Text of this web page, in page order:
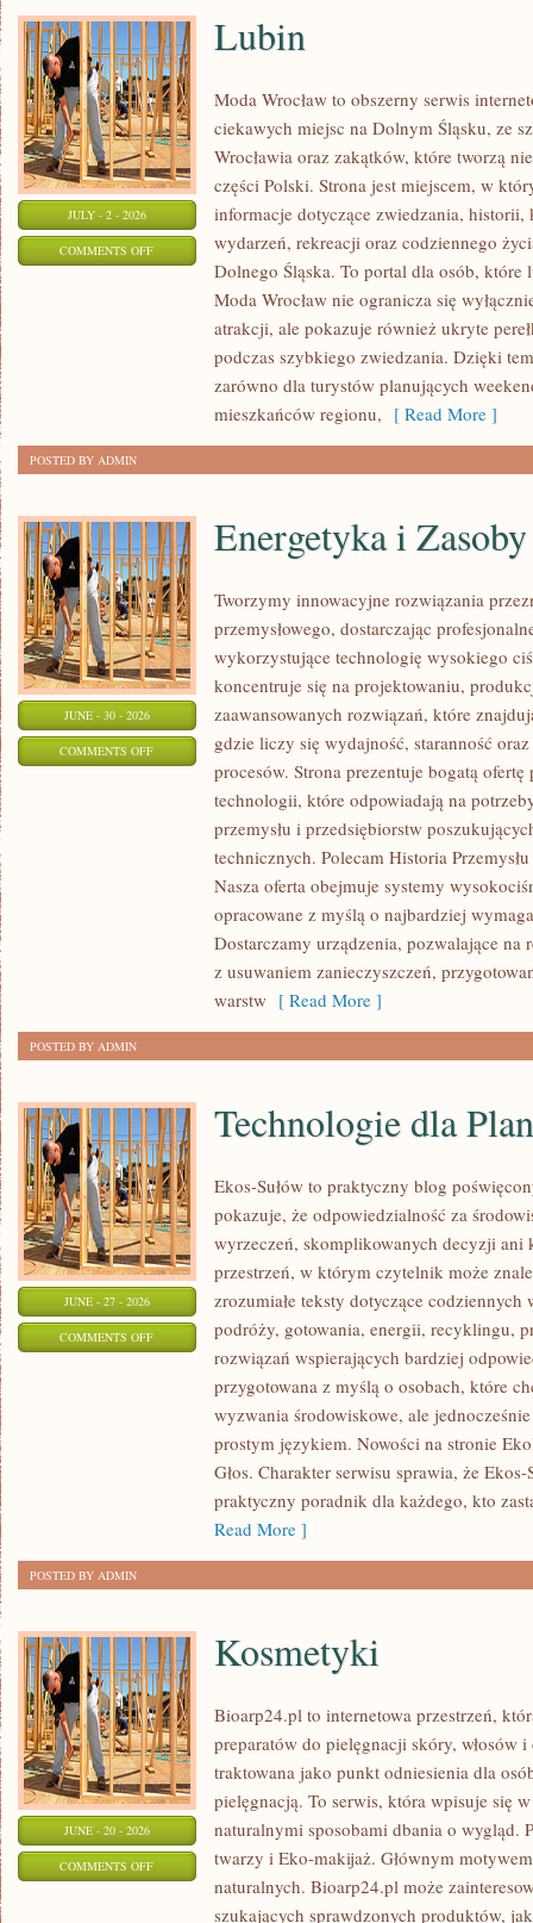
JULY - 2 - 2026
COMMENTS OFFON
Lubin
Moda Wrocław to obszerny serwis
ciekawych miejsc na Dolnym Śląsku, ze
Wrocławia oraz zakątków, które tworzą
części Polski. Strona jest miejscem, w
informacje dotyczące zwiedzania,
wydarzeń, rekreacji oraz codziennego
Dolnego Śląska. To portal dla osób,
Moda Wrocław nie ogranicza się
atrakcji, ale pokazuje również ukryte
podczas szybkiego zwiedzania. Dzięki
zarówno dla turystów planujących
mieszkańców regionu, [ Read More ]
POSTED BY ADMIN
JUNE - 30 - 2026
COMMENTS OFFON
ENERGETYKA
Energetyka i Zasoby
Tworzymy innowacyjne rozwiązania
przemysłowego, dostarczając
wykorzystujące technologię wysokiego
koncentruje się na projektowaniu,
zaawansowanych rozwiązań, które
gdzie liczy się wydajność, staranność
procesów. Strona prezentuje bogatą ofertę
technologii, które odpowiadają na
przemysłu i przedsiębiorstw
technicznych. Polecam Historia
Nasza oferta obejmuje systemy
opracowane z myślą o najbardziej
Dostarczamy urządzenia, pozwalające na
z usuwaniem zanieczyszczeń,
warstw [ Read More ]
POSTED BY ADMIN
JUNE - 27 - 2026
COMMENTS OFFON
TECHNOLOGIE
Technologie dla
Ekos-Sułów to praktyczny blog
pokazuje, że odpowiedzialność za
wyrzeczeń, skomplikowanych decyzji ani
przestrzeń, w którym czytelnik może
zrozumiałe teksty dotyczące
podróży, gotowania, energii, recyklingu,
rozwiązań wspierających bardziej
przygotowana z myślą o osobach, które
wyzwania środowiskowe, ale
prostym językiem. Nowości na stronie
Głos. Charakter serwisu sprawia, że
praktyczny poradnik dla każdego, kto
Read More ]
POSTED BY ADMIN
JUNE - 20 - 2026
COMMENTS OFFON
KOSMETYKI
Kosmetyki
Bioarp24.pl to internetowa przestrzeń,
preparatów do pielęgnacji skóry, włosów i
traktowana jako punkt odniesienia dla
pielęgnacją. To serwis, która wpisuje się
naturalnymi sposobami dbania o wygląd.
twarzy i Eko-makijaż. Głównym
naturalnych. Bioarp24.pl może
szukających sprawdzonych produktów,